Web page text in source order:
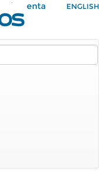
Mi Cuenta ENGLISH